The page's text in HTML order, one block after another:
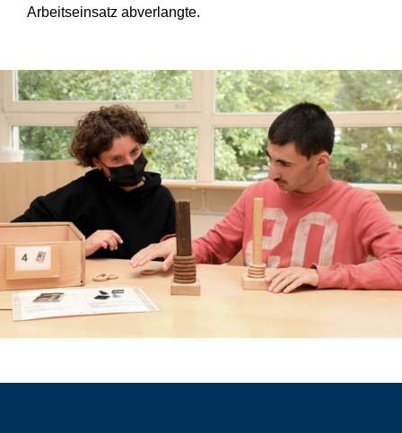
Arbeitseinsatz abverlangte.